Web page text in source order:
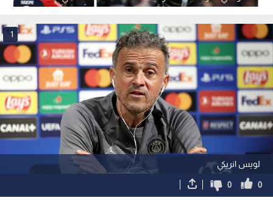
أبطال أوروبا
لويس انريكي
1
0
0